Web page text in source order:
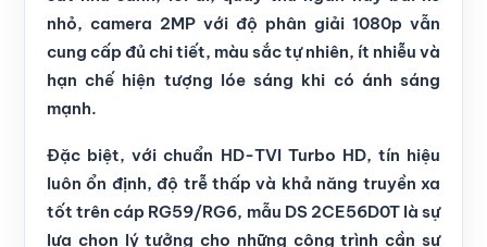
nhỏ, camera 2MP với độ phân giải 1080p vẫn
cung cấp đủ chi tiết, màu sắc tự nhiên, ít nhiễu và
hạn chế hiện tượng lóe sáng khi có ánh sáng
mạnh.
Đặc biệt, với chuẩn HD-TVI Turbo HD, tín hiệu
luôn ổn định, độ trễ thấp và khả năng truyền xa
tốt trên cáp RG59/RG6, mẫu DS 2CE56D0T là sự
lựa chọn lý tưởng cho những công trình cần sự